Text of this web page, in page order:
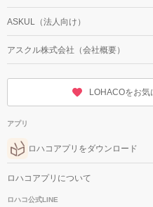
ASKUL（法人向け）
アスクル株式会社（会社概要）
LOHACOをお
アプリ
ロハコアプリをダウンロード
ロハコアプリについて
ロハコ公式LINE